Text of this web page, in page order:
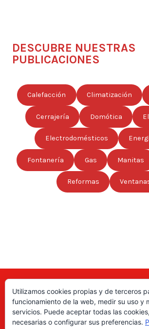
DESCUBRE NUESTRAS
PUBLICACIONES
Calefacción Climatización
Cerrajería Domótica
Electrodomésticos
Fontanería Gas Manitas
Reformas
Aquí puede encontrar las direcciones de
fabricantes locales, asociaciones, etc; de todo
productos y servicios para ayudar a los
Utilizamos cookies propias y de terceros
funcionamiento de la web, medir su uso y
servicios. Puede aceptar todas las
necesarias o configurar sus preferencias.